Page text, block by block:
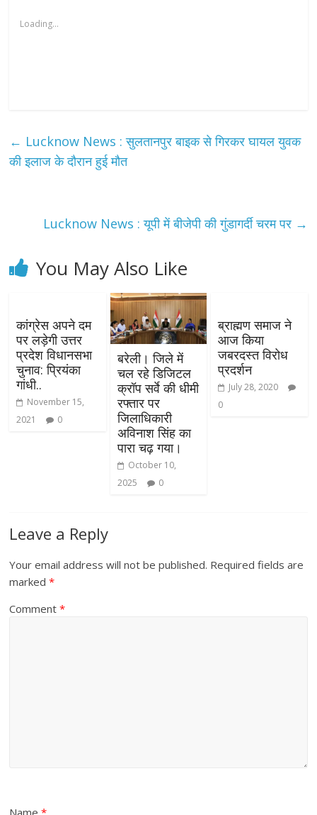
Loading...
← Lucknow News : सुलतानपुर बाइक से गिरकर घायल युवक
की इलाज के दौरान हुई मौत
Lucknow News : यूपी में बीजेपी की गुंडागर्दी चरम पर →
You May Also Like
कांग्रेस अपने दम
पर लड़ेगी उत्तर
प्रदेश विधानसभा
चुनाव: प्रियंका
गांधी..
November 15,
2021
0
बरेली। जिले में
चल रहे डिजिटल
क्रॉप सर्वे की धीमी
रफ्तार पर
जिलाधिकारी
अविनाश सिंह का
पारा चढ़ गया।
October 10,
2025
0
ब्राह्मण समाज ने
आज किया
जबरदस्त विरोध
प्रदर्शन
July 28, 2020
0
Leave a Reply
Your email address will not be published. Required fields are
marked*
Comment*
Name*